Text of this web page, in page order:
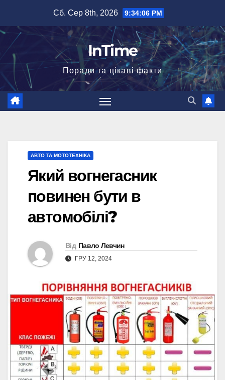
вмісту
Сб. Сер 8th, 2026 9:34:07 PM
InTime
Поради та цікаві факти
АВТО ТА МОТОТЕХНІКА
Який вогнегасник
повинен бути в
автомобілі?
Від Павло Левчин
ГРУ 12, 2024